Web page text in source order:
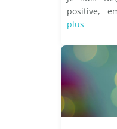
positive,
plus